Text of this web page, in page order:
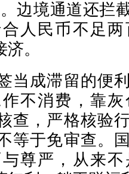
边境通道还拦
人民币不足
。
当成滞留的便
不消费，靠
查，严格核验
等于免审查。
尊严，从来